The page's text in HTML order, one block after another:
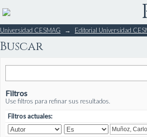
Buscar
Universidad CESMAG → Editorial Universidad
Buscar
Filtros
Use filtros para refinar sus resultados.
Filtros actuales: